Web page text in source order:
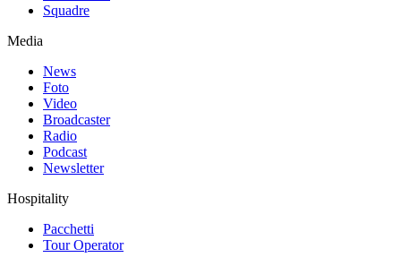
Squadre
Media
News
Foto
Video
Broadcaster
Radio
Podcast
Newsletter
Hospitality
Pacchetti
Tour Operator